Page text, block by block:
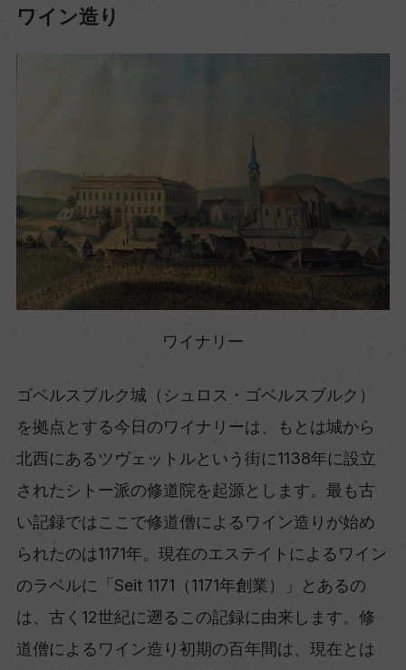
ワイン造り
ワイナリー
ゴベルスブルク城（シュロス・ゴベルスブルク）
を拠点とする今日のワイナリーは、もとは城から
北西にあるツヴェットルという街に1138年に設立
されたシトー派の修道院を起源とします。最も古
い記録ではここで修道僧によるワイン造りが始め
られたのは1171年。現在のエステイトによるワイン
のラベルに「Seit 1171（1171年創業）」とあるの
は、古く12世紀に遡るこの記録に由来します。修
道僧によるワイン造り初期の百年間は、現在とは